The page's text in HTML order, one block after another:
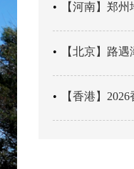
【河南】郑州地铁站
【北京】路遇溺
【香港】